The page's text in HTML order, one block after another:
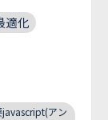
適化
アン